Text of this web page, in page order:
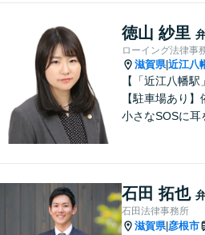
方」も、ぜひお
ください。
徳山 紗里
ローイング法律事
滋賀県|近江八
【「近江八幡駅
【駐車場あり
小さなSOSに耳
ております。
相談ください。
石田 拓也
石田法律事務所
滋賀県| 彦根市